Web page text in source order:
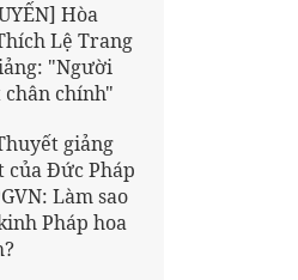
Hòa
Lệ Trang
"Người
chân chính"
giảng
của Đức Pháp
Làm sao
Pháp hoa